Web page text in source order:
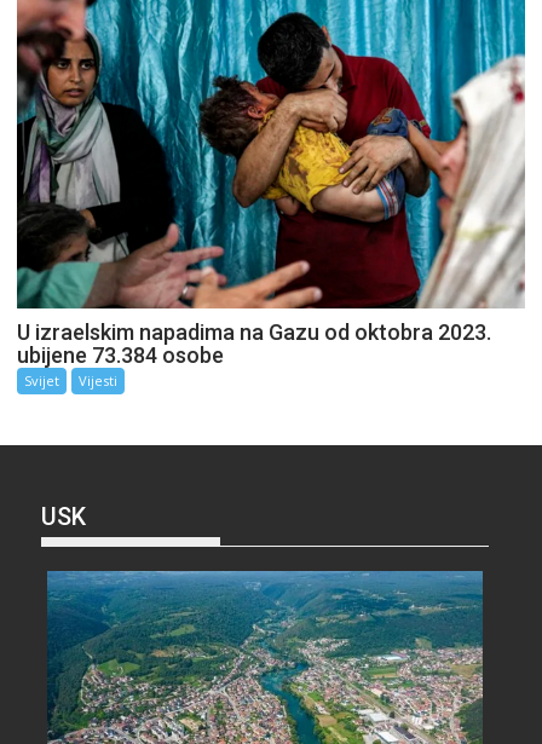
U izraelskim napadima na Gazu od oktobra 2023.
ubijene 73.384 osobe
Svijet Vijesti
USK